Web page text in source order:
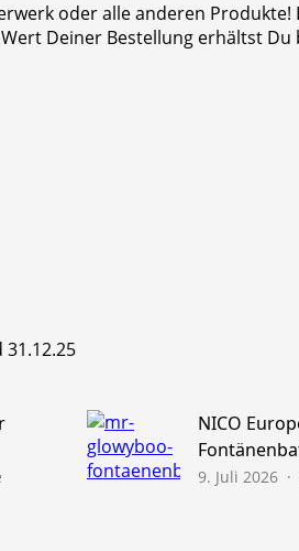
oder alle anderen
Deiner Bestellung erhältst Du
NICO
9. Juli 2026